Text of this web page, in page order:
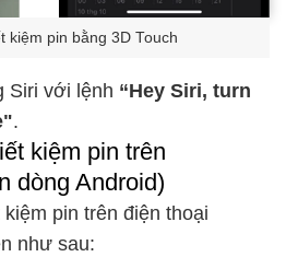
kiệm pin bằng 3D Touch
Siri với lệnh “Hey Siri, turn
.
kiệm pin trên
dòng Android)
pin trên điện thoại
như sau: